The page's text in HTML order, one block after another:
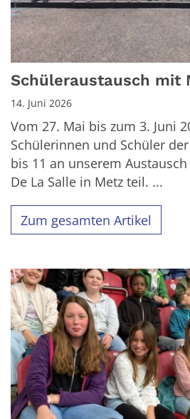
Schüleraustausch mit
14. Juni 2026
Vom 27. Mai bis zum 3. Juni
Schülerinnen und Schüler
bis 11 an unserem
De La Salle in Metz teil. ...
Zum gesamten Artikel